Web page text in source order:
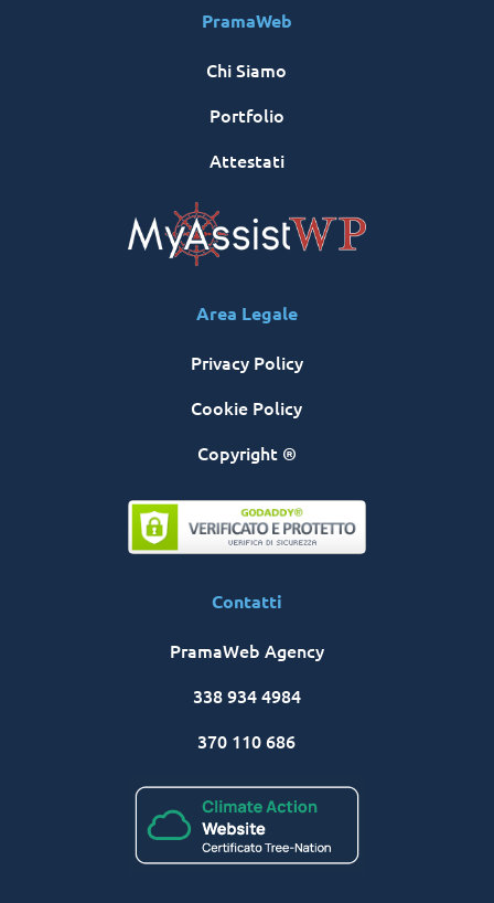
PramaWeb
Chi Siamo
Portfolio
Attestati
Area Legale
Privacy Policy
Cookie Policy
Copyright ®
Contatti
PramaWeb Agency
338 934 4984
370 110 686